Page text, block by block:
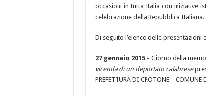
occasioni in tutta Italia con iniziative
celebrazione della Repubblica Italiana.
Di seguito l’elenco delle presentazioni
27 gennaio 2015– Giorno della
vicenda di un deportato calabrese
PREFETTURA DI CROTONE – COMUNE